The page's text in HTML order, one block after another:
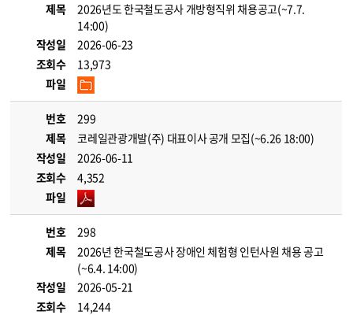
제목
2026년도 한국철도공사 개방형직위 채용공고(~7.7.
14:00)
작성일
2026-06-23
조회수
13,973
파일
번호
299
제목
코레일관광개발(주) 대표이사 공개 모집(~6.26 18:00)
작성일
2026-06-11
조회수
4,352
파일
번호
298
제목
2026년 한국철도공사 장애인 체험형 인턴사원 채용 공고
(~6.4. 14:00)
작성일
2026-05-21
조회수
14,244